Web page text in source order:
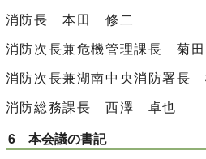
消防長 本田 修二
消防次長兼危機管理課長 菊
消防次長兼湖南中央消防署
消防総務課長 西澤 卓也
6 本会議の書記